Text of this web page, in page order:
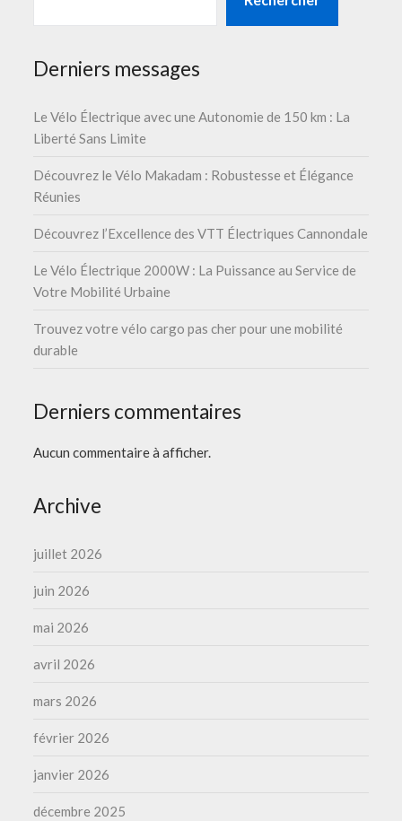
Derniers messages
Le Vélo Électrique avec une Autonomie de 150 km : La
Liberté Sans Limite
Découvrez le Vélo Makadam : Robustesse et Élégance
Réunies
Découvrez l’Excellence des VTT Électriques Cannondale
Le Vélo Électrique 2000W : La Puissance au Service de
Votre Mobilité Urbaine
Trouvez votre vélo cargo pas cher pour une mobilité
durable
Derniers commentaires
Aucun commentaire à afficher.
Archive
juillet 2026
juin 2026
mai 2026
avril 2026
mars 2026
février 2026
janvier 2026
décembre 2025